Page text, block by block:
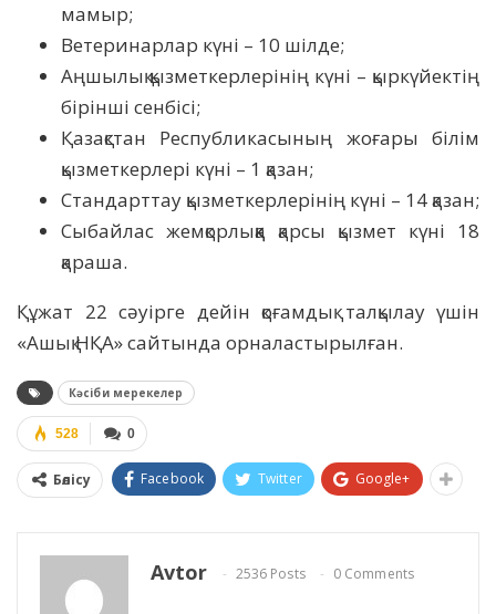
мамыр;
Ветеринарлар күні – 10 шілде;
Аңшылық қызметкерлерінің күні – қыркүйектің
бірінші сенбісі;
Қазақстан Республикасының жоғары білім
қызметкерлері күні – 1 қазан;
Стандарттау қызметкерлерінің күні – 14 қазан;
Сыбайлас жемқорлыққа қарсы қызмет күні 18
қараша.
Құжат 22 сәуірге дейін қоғамдық талқылау үшін
«Ашық НҚА» сайтында орналастырылған.
Кәсіби мерекелер
0
528
Бөлісу Facebook Twitter Google+
Avtor 2536 Posts 0 Comments